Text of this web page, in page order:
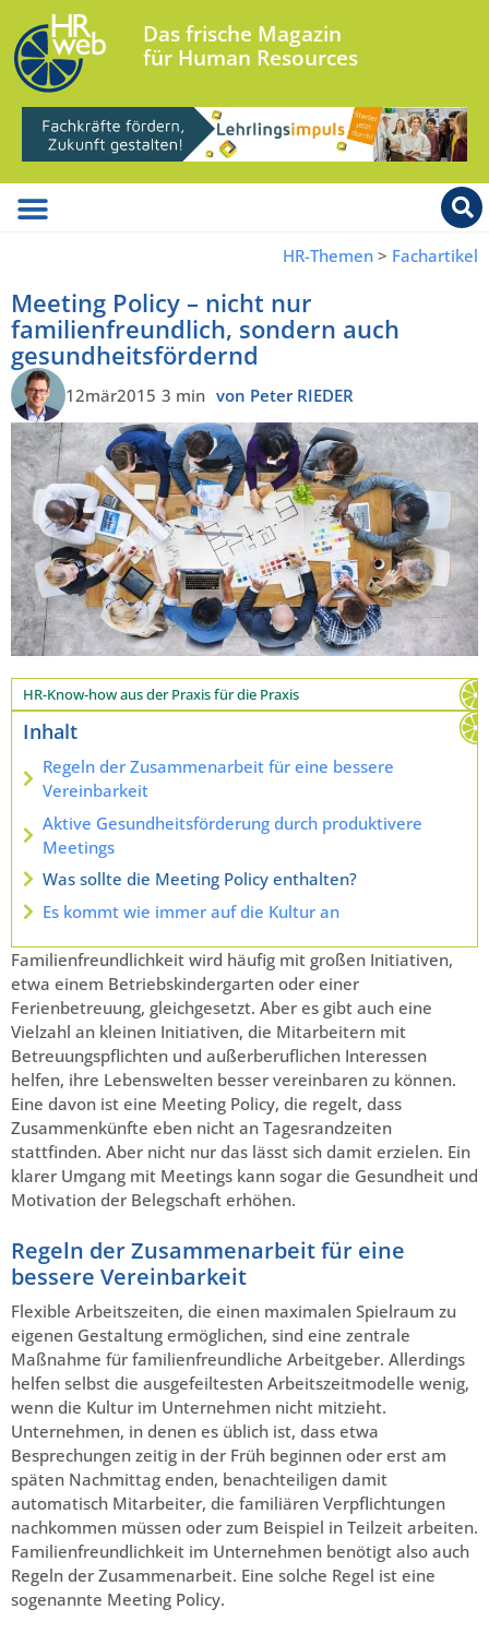
Das frische Magazin
für Human Resources
HR-Themen > Fachartikel
Meeting Policy – nicht nur
familienfreundlich, sondern auch
gesundheitsfördernd
12mär2015 3 min von Peter RIEDER
HR-Know-how aus der Praxis für die Praxis
Inhalt
Regeln der Zusammenarbeit für eine bessere
Vereinbarkeit
Aktive Gesundheitsförderung durch produktivere
Meetings
Was sollte die Meeting Policy enthalten?
Es kommt wie immer auf die Kultur an
Familienfreundlichkeit wird häufig mit großen Initiativen,
etwa einem Betriebskindergarten oder einer
Ferienbetreuung, gleichgesetzt. Aber es gibt auch eine
Vielzahl an kleinen Initiativen, die Mitarbeitern mit
Betreuungspflichten und außerberuflichen Interessen
helfen, ihre Lebenswelten besser vereinbaren zu können.
Eine davon ist eine Meeting Policy, die regelt, dass
Zusammenkünfte eben nicht an Tagesrandzeiten
stattfinden. Aber nicht nur das lässt sich damit erzielen. Ein
klarer Umgang mit Meetings kann sogar die Gesundheit und
Motivation der Belegschaft erhöhen.
Regeln der Zusammenarbeit für eine
bessere Vereinbarkeit
Flexible Arbeitszeiten, die einen maximalen Spielraum zu
eigenen Gestaltung ermöglichen, sind eine zentrale
Maßnahme für familienfreundliche Arbeitgeber. Allerdings
helfen selbst die ausgefeiltesten Arbeitszeitmodelle wenig,
wenn die Kultur im Unternehmen nicht mitzieht.
Unternehmen, in denen es üblich ist, dass etwa
Besprechungen zeitig in der Früh beginnen oder erst am
späten Nachmittag enden, benachteiligen damit
automatisch Mitarbeiter, die familiären Verpflichtungen
nachkommen müssen oder zum Beispiel in Teilzeit arbeiten.
Familienfreundlichkeit im Unternehmen benötigt also auch
Regeln der Zusammenarbeit. Eine solche Regel ist eine
sogenannte Meeting Policy.